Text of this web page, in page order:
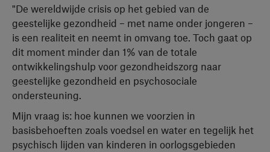
"De wereldwijde crisis op het gebied van de
geestelijke gezondheid – met name onder jongeren –
is een realiteit en neemt in omvang toe. Toch gaat op
dit moment minder dan 1% van de totale
ontwikkelingshulp voor gezondheidszorg naar
geestelijke gezondheid en psychosociale
ondersteuning.
Mijn vraag is: hoe kunnen we voorzien in
basisbehoeften zoals voedsel en water en tegelijk het
psychisch lijden van kinderen in oorlogsgebieden